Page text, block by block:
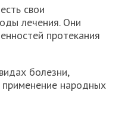
свои
лечения. Они
протекания
болезни,
народных